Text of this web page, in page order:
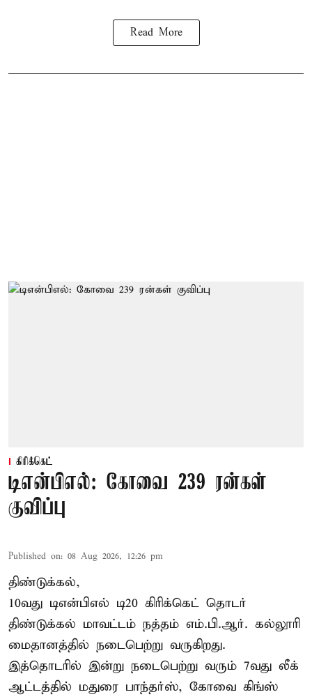
Read More
கிரிக்கெட்
டிஎன்பிஎல்: கோவை 239 ரன்கள்
குவிப்பு
Published on: 08 Aug 2026, 12:26 pm
திண்டுக்கல்,
10வது டிஎன்பிஎல் டி20 கிரிக்கெட் தொடர்
திண்டுக்கல் மாவட்டம் நத்தம் எம்.பி.ஆர். கல்லூரி
மைதானத்தில் நடைபெற்று வருகிறது.
இத்தொடரில் இன்று நடைபெற்று வரும் 7வது லீக்
ஆட்டத்தில் மதுரை பாந்தர்ஸ், கோவை கிங்ஸ்